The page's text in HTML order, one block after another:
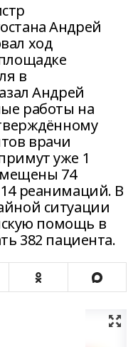
Андрей
ход
в
Андрей
работы на
врачи
уже 1
74
реанимаций. В
ситуации
помощь в
382 пациента.